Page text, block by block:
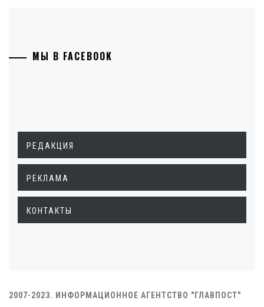
МЫ В FACEBOOK
РЕДАКЦИЯ
РЕКЛАМА
КОНТАКТЫ
2007-2023. ИНФОРМАЦИОННОЕ АГЕНТСТВО "ГЛАВПОСТ"